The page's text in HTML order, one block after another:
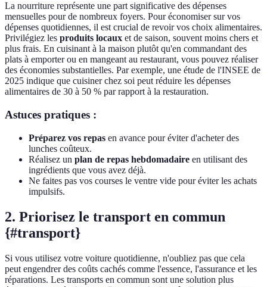
La nourriture représente une part significative des dépenses
mensuelles pour de nombreux foyers. Pour économiser sur vos
dépenses quotidiennes, il est crucial de revoir vos choix alimentaires.
Privilégiez les produits locaux et de saison, souvent moins chers et
plus frais. En cuisinant à la maison plutôt qu'en commandant des
plats à emporter ou en mangeant au restaurant, vous pouvez réaliser
des économies substantielles. Par exemple, une étude de l'INSEE de
2025 indique que cuisiner chez soi peut réduire les dépenses
alimentaires de 30 à 50 % par rapport à la restauration.
Astuces pratiques :
Préparez vos repas en avance pour éviter d'acheter des
lunches coûteux.
Réalisez un plan de repas hebdomadaire en utilisant des
ingrédients que vous avez déjà.
Ne faites pas vos courses le ventre vide pour éviter les achats
impulsifs.
2. Priorisez le transport en commun
{#transport}
Si vous utilisez votre voiture quotidienne, n'oubliez pas que cela
peut engendrer des coûts cachés comme l'essence, l'assurance et les
réparations. Les transports en commun sont une solution plus